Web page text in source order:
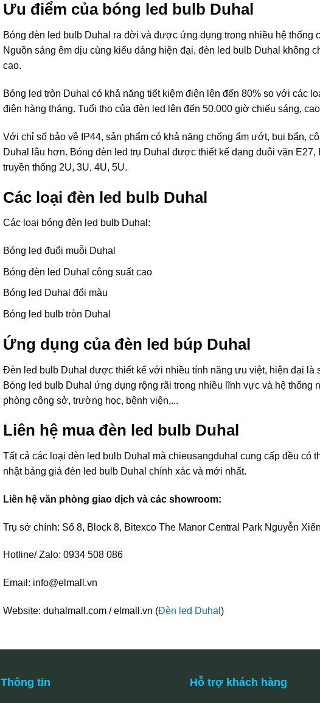
Ưu điểm của bóng led bulb Duhal
Bóng đèn led bulb Duhal ra đời và được ứng dụng trong nhiều hệ thống
Nguồn sáng êm dịu cùng kiểu dáng hiện đại, đèn led bulb Duhal không
cao.
Bóng led tròn Duhal có khả năng tiết kiệm điện lên đến 80% so với các
điện hàng tháng. Tuổi thọ của đèn led lên đến 50.000 giờ chiếu sáng,
Với chỉ số bảo vệ IP44, sản phẩm có khả năng chống ẩm ướt, bụi bẩn,
Duhal lâu hơn. Bóng đèn led trụ Duhal được thiết kế dạng đuôi vặn
truyền thống 2U, 3U, 4U, 5U.
Các loại đèn led bulb Duhal
Các loại bóng đèn led bulb Duhal:
Bóng led đuổi muỗi Duhal
Bóng đèn led Duhal công suất cao
Bóng led Duhal đổi màu
Bóng led bulb tròn Duhal
Ứng dụng của đèn led búp Duhal
Đèn led bulb Duhal được thiết kế với nhiều tính năng ưu việt, hiện đại là
Bóng led bulb Duhal ứng dụng rộng rãi trong nhiều lĩnh vực và hệ thống
phòng công sở, trường học, bệnh viện,...
Liên hệ mua đèn led bulb Duhal
Tất cả các loại đèn led bulb Duhal mà chieusangduhal cung cấp đều có
nhật bảng giá đèn led bulb Duhal chính xác và mới nhất.
Liên hệ văn phòng giao dịch và các showroom:
Trụ sở chính: Số 8, Block 8, Bitexco The Manor Central Park Nguyễn
Hotline/ Zalo: 0934 508 086
Email: info@elmall.vn
Website: duhalmall.com / elmall.vn (Đèn led Duhal )
Thông tin Hỗ trợ khách hàng